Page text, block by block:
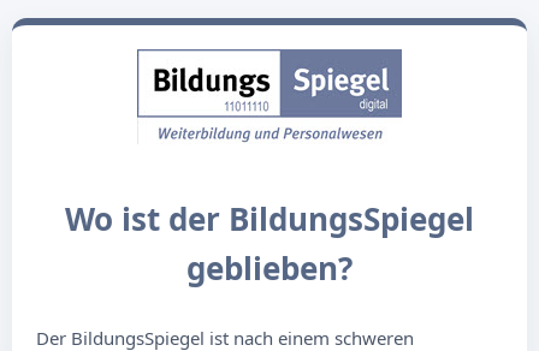
Wo ist der BildungsSpiegel
geblieben?
Der BildungsSpiegel ist nach einem schweren